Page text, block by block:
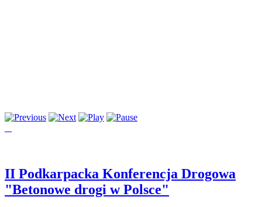
II Podkarpacka Konferencja Drogowa
"Betonowe drogi w Polsce"